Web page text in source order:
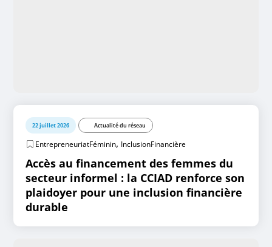
22 juillet 2026 Actualité du réseau
EntrepreneuriatFéminin, InclusionFinancière
Accès au financement des femmes du
secteur informel : la CCIAD renforce son
plaidoyer pour une inclusion financière
durable